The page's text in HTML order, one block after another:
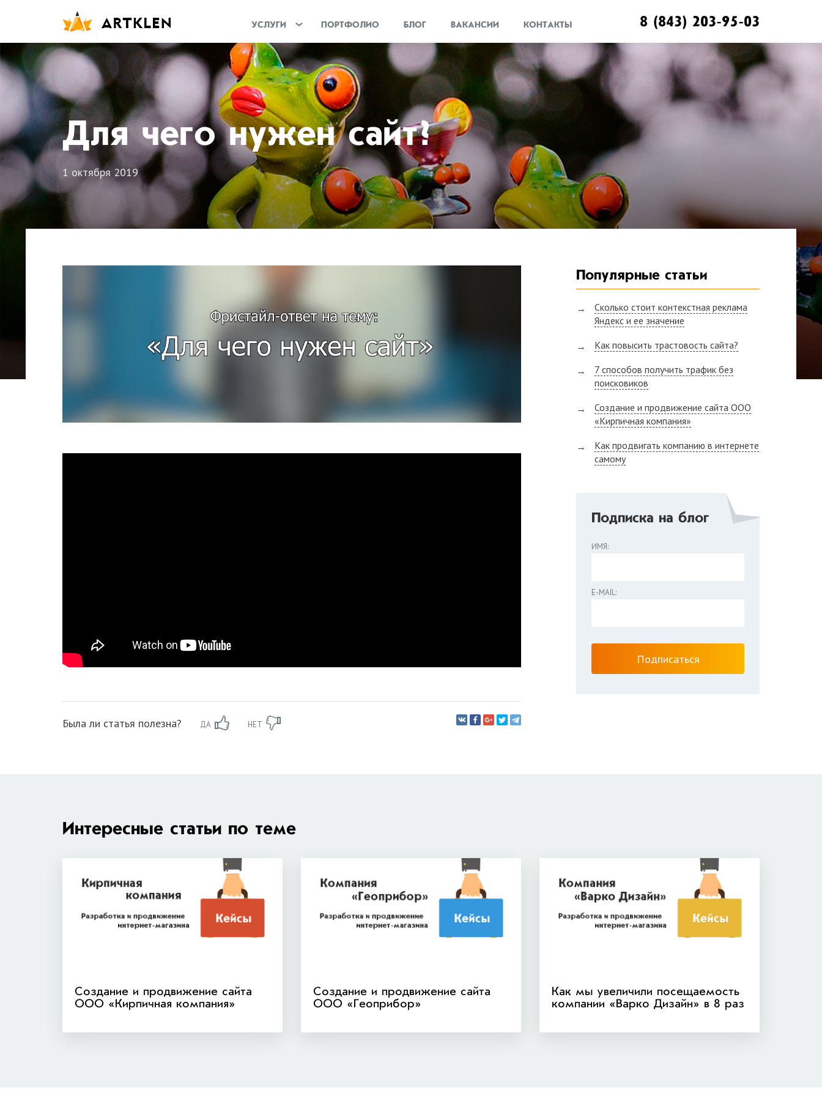
УСЛУГИ ПОРТФОЛИО БЛОГ ВАКАНСИИ КОНТАКТЫ 8 (843) 203-95-03
Для чего нужен сайт?
1 октября 2019
Была ли статья полезна? ДА НЕТ
Популярные статьи
Сколько стоит контекстная реклама
Яндекс и ее значение
Как повысить трастовость сайта?
7 способов получить трафик без
поисковиков
Создание и продвижение сайта ООО
«Кирпичная компания»
Как продвигать компанию в интернете
самому
Подписка на блог
ИМЯ:
E-MAIL:
Интересные статьи по теме
Создание и продвижение сайта
ООО «Кирпичная компания»
Создание и продвижение сайта
ООО «Геоприбор»
Как мы увеличили посещаемость
компании «Варко Дизайн» в 8 раз